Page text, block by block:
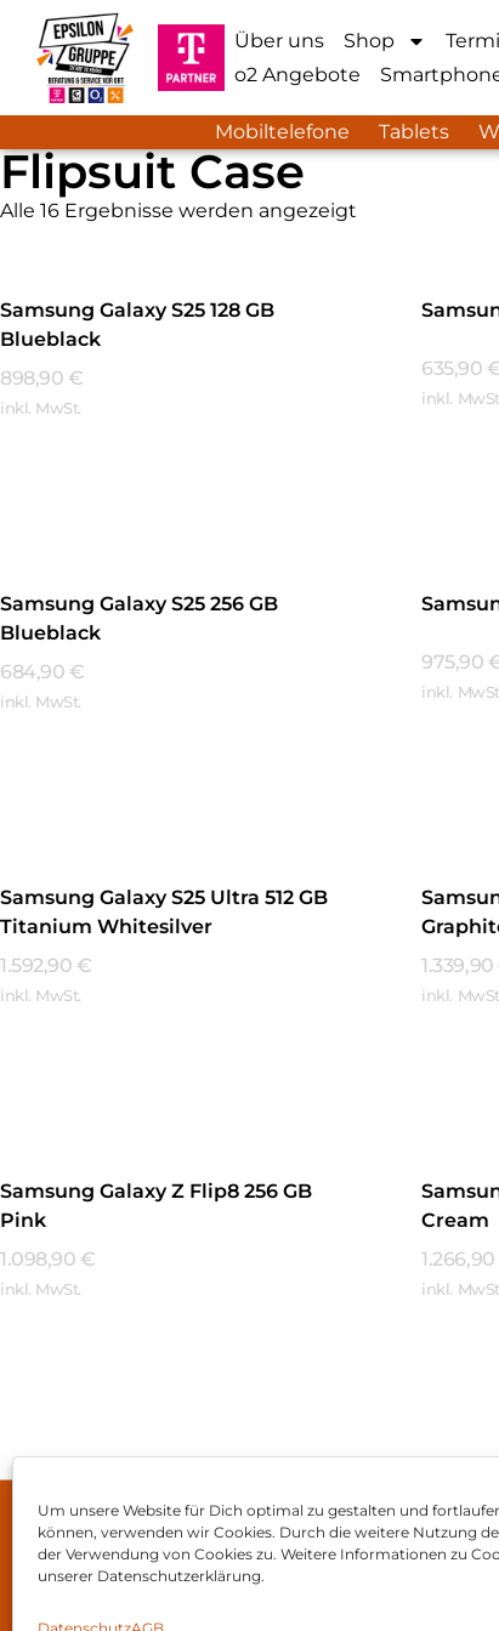
Um unsere Website für Dich optimal zu gestalten und
können, verwenden wir Cookies. Durch die weitere Nutzung
der Verwendung von Cookies zu. Weitere Informationen zu
unserer Datenschutzerklärung.
Über uns Shop
o2 Angebote
Mobiltelefone Tablets
Flipsuit Case
Alle 16 Ergebnisse werden angezeigt
Samsung Galaxy S25 128 GB
Blueblack
898,90 €
inkl. MwSt.
635,90
inkl.
Samsung Galaxy S25 256 GB
Blueblack
684,90 €
inkl. MwSt.
975,90
inkl.
Samsung Galaxy S25 Ultra 512 GB
Titanium Whitesilver
1.592,90 €
inkl. MwSt.
1.339,90
inkl.
Samsung Galaxy Z Flip8 256 GB
Pink
1.098,90 €
inkl. MwSt.
Cream
1.266,90
inkl.
Impressum AGB